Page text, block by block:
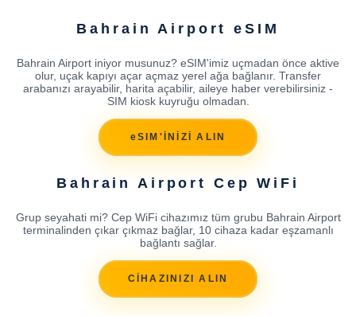
Bahrain Airport eSIM
Bahrain Airport iniyor musunuz? eSIM'imiz uçmadan önce aktive
olur, uçak kapıyı açar açmaz yerel ağa bağlanır. Transfer
arabanızı arayabilir, harita açabilir, aileye haber verebilirsiniz -
SIM kiosk kuyruğu olmadan.
eSIM'İNİZİ ALIN
Bahrain Airport Cep WiFi
Grup seyahati mi? Cep WiFi cihazımız tüm grubu Bahrain Airport
terminalinden çıkar çıkmaz bağlar, 10 cihaza kadar eşzamanlı
bağlantı sağlar.
CİHAZINIZI ALIN